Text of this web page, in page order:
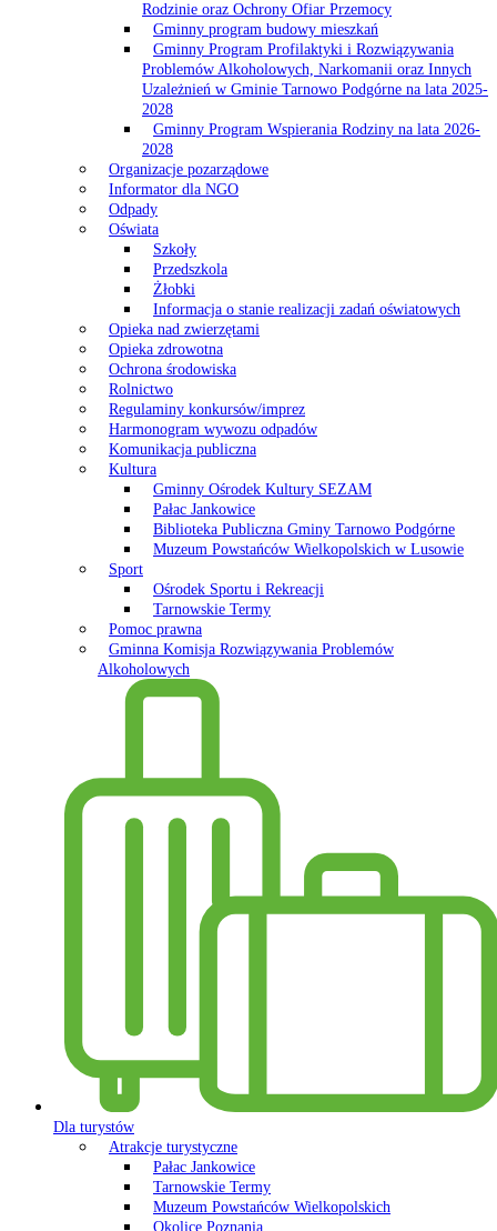
Rodzinie oraz Ochrony Ofiar Przemocy
Gminny program budowy mieszkań
Gminny Program Profilaktyki i Rozwiązywania
Problemów Alkoholowych, Narkomanii oraz Innych
Uzależnień w Gminie Tarnowo Podgórne na lata 2025-
2028
Gminny Program Wspierania Rodziny na lata 2026-
2028
Organizacje pozarządowe
Informator dla NGO
Odpady
Oświata
Szkoły
Przedszkola
Żłobki
Informacja o stanie realizacji zadań oświatowych
Opieka nad zwierzętami
Opieka zdrowotna
Ochrona środowiska
Rolnictwo
Regulaminy konkursów/imprez
Harmonogram wywozu odpadów
Komunikacja publiczna
Kultura
Gminny Ośrodek Kultury SEZAM
Pałac Jankowice
Biblioteka Publiczna Gminy Tarnowo Podgórne
Muzeum Powstańców Wielkopolskich w Lusowie
Sport
Ośrodek Sportu i Rekreacji
Tarnowskie Termy
Pomoc prawna
Gminna Komisja Rozwiązywania Problemów
Alkoholowych
Dla turystów
Atrakcje turystyczne
Pałac Jankowice
Tarnowskie Termy
Muzeum Powstańców Wielkopolskich
Okolice Poznania